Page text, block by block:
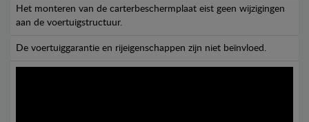
Het monteren van de carterbeschermplaat eist geen wijzigingen
aan de voertuigstructuur.
De voertuiggarantie en rijeigenschappen zijn niet beïnvloed.